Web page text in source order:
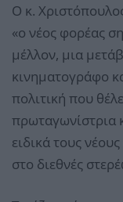
Ο κ.
«ο νέος φορέας
μέλλον, μια
κινηματογράφο
πολιτική που
πρωταγωνίστρια
ειδικά τους
στο διεθνές